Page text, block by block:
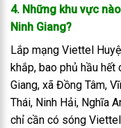
4. Những khu vực
Ninh Giang?
Lắp mạng Viettel
khắp, bao phủ hầu hết
Giang, xã Đồng Tâm,
Thái, Ninh Hải, Nghĩa
chỉ cần có sóng